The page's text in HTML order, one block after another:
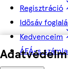
Regisztráció
Idősáv
Kedvenceim
ÁFÁ-s